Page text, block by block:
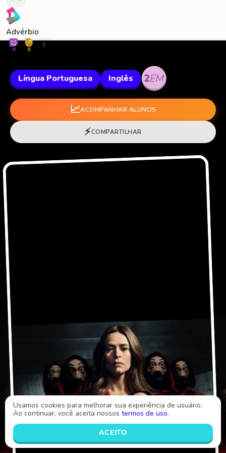
Advérbio
0 0 🐛
Língua Portuguesa Inglês
📈ACOMPANHAR ALUNOS
⚡COMPARTILHAR
Usamos cookies para melhorar sua experiência de usuário.
Ao continuar, você aceita nossos termos de uso.
ACEITO